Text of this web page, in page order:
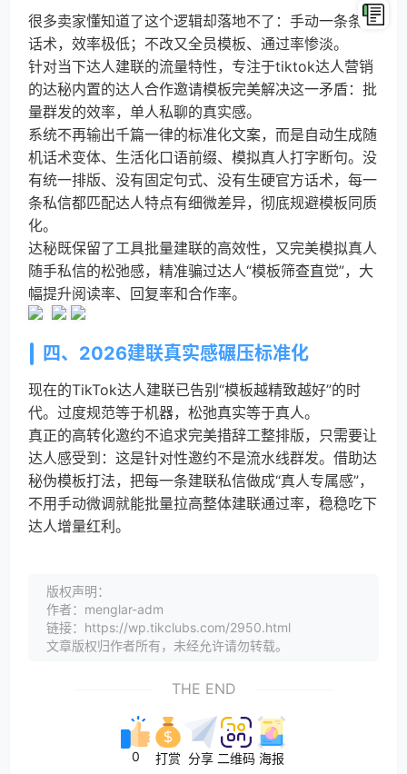
很多卖家懂知道了这个逻辑却落地不了：手动一条条改
话术，效率极低；不改又全员模板、通过率惨淡。
针对当下达人建联的流量特性，专注于tiktok达人营销
的达秘内置的达人合作邀请模板完美解决这一矛盾：批
量群发的效率，单人私聊的真实感。
系统不再输出千篇一律的标准化文案，而是自动生成随
机话术变体、生活化口语前缀、模拟真人打字断句。没
有统一排版、没有固定句式、没有生硬官方话术，每一
条私信都匹配达人特点有细微差异，彻底规避模板同质
化。
达秘既保留了工具批量建联的高效性，又完美模拟真人
随手私信的松弛感，精准骗过达人“模板筛查直觉”，大
幅提升阅读率、回复率和合作率。
四、2026建联真实感碾压标准化
现在的TikTok达人建联已告别“模板越精致越好”的时
代。过度规范等于机器，松弛真实等于真人。
真正的高转化邀约不追求完美措辞工整排版，只需要让
达人感受到：这是针对性邀约不是流水线群发。借助达
秘伪模板打法，把每一条建联私信做成“真人专属感”，
不用手动微调就能批量拉高整体建联通过率，稳稳吃下
达人增量红利。
版权声明：
作者：menglar-adm
链接：https://wp.tikclubs.com/2950.html
文章版权归作者所有，未经允许请勿转载。
THE END
0 打赏 分享 二维码 海报